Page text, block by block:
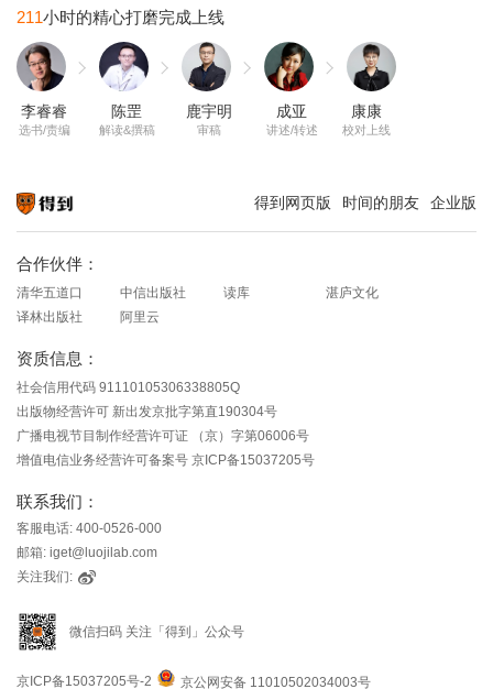
211
李睿睿
选书/责编
陈罡
解读&撰稿
鹿宇明
审稿
成亚
讲述/转述
康康
校对上线
得到网页版 时间的朋友 企业版
合作伙伴：
清华五道口 中信出版社 读库
湛庐文化
译林出版社
阿里云
资质信息：
社会信用代码 91110105306338805Q
出版物经营许可 新出发京批字第直190304号
广播电视节目制作经营许可证 （京）字第06006号
增值电信业务经营许可备案号 京ICP备15037205号
联系我们：
客服电话: 400-0526-000
邮箱: iget@luojilab.com
关注我们:
微信扫码 关注「得到」公众号
京ICP备15037205号-2 京公网安备 11010502034003号